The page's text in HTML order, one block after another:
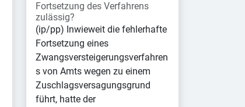
Fortsetzung des Verfahrens
zulässig?
(ip/pp) Inwieweit die fehlerhafte
Fortsetzung eines
Zwangsversteigerungsverfahren
s von Amts wegen zu einem
Zuschlagsversagungsgrund
führt, hatte der